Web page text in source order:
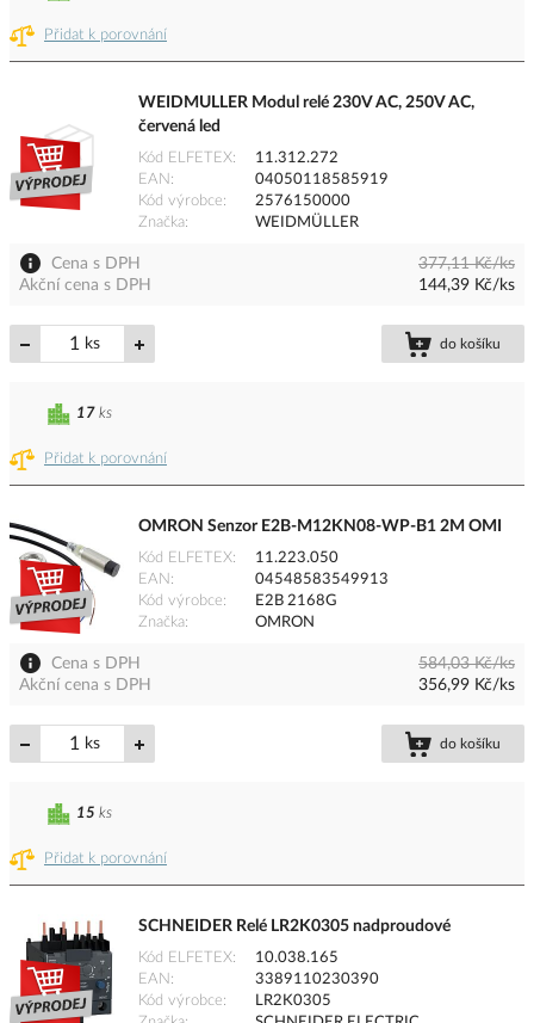
Přidat k porovnání
WEIDMULLER Modul relé 230V AC, 250V AC,
červená led
Kód ELFETEX
11.312.272
EAN
04050118585919
Kód výrobce
2576150000
Značka
WEIDMÜLLER
Cena s DPH
377,11 Kč/ks
Akční cena s DPH
144,39 Kč/ks
ks do košíku
Přidat k porovnání
17 ks
OMRON Senzor E2B-M12KN08-WP-B1 2M OMI
Kód ELFETEX
11.223.050
EAN
04548583549913
Kód výrobce
E2B 2168G
Značka
OMRON
Cena s DPH
584,03 Kč/ks
Akční cena s DPH
356,99 Kč/ks
ks do košíku
Přidat k porovnání
15 ks
SCHNEIDER Relé LR2K0305 nadproudové
Kód ELFETEX
10.038.165
EAN
3389110230390
Kód výrobce
LR2K0305